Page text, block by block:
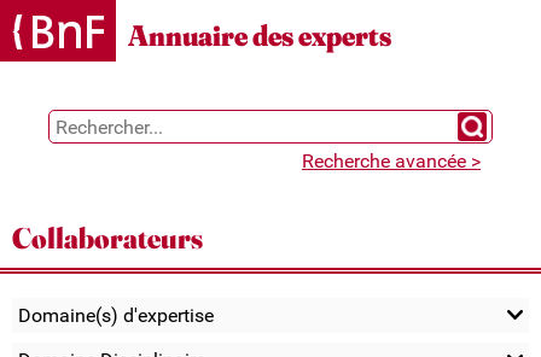
Gestion des cookies
Annuaire des experts
Chercher
Recherche avancée >
Collaborateurs
Domaine(s) d'expertise